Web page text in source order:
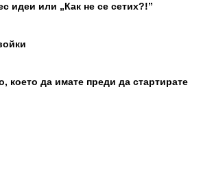
идеи или „Как не се сетих?!”
което да имате преди да стартирате